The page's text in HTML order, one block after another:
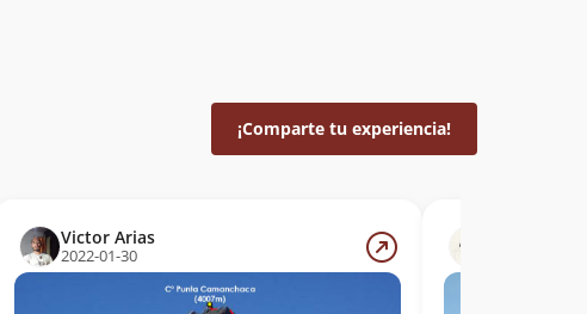
¡Comparte tu experiencia!
Victor Arias
2022-01-30